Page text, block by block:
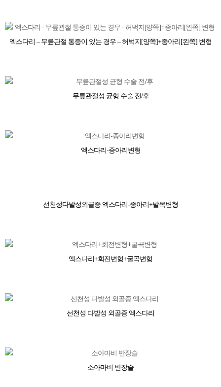
엑스다리 – 무릎관절 통증이 있는 경우 – 허벅지[양쪽]+종아리[왼쪽] 변형
무릎관절성 균형 수술 전/후
엑스다리-종아리변형
선천성다발성외골증 엑스다리-종아리+발목변형
엑스다리+회전변형+굴곡변형
선천성 다발성 외골증 엑스다리
소아마비 반장슬